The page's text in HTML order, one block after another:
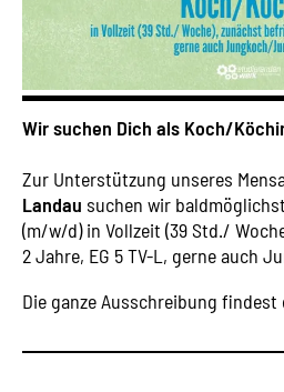
Wir suchen Dich als Koch/
Zur Unterstützung unseres
Landau suchen wir
(m/w/d) in Vollzeit (39 Std./
2 Jahre, EG 5 TV-L, gerne auch
Die ganze Ausschreibung findest